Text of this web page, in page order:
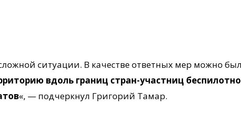
ситуации. В качестве ответных мер можно
вдоль границ стран-участниц
«, — подчеркнул Григорий Тамар.